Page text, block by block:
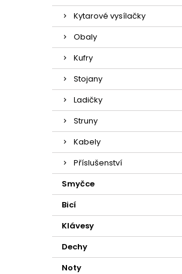
Kytarové vysílačky
Obaly
Kufry
Stojany
Ladičky
Struny
Kabely
Příslušenství
Smyčce
Bicí
Klávesy
Dechy
Noty